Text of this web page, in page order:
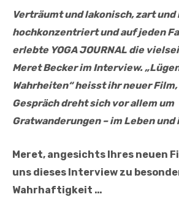
Verträumt und lakonisch, zart
hochkonzentriert und auf jeden
erlebte YOGA JOURNAL die
Meret Becker im Interview.
Wahrheiten“ heisst ihr neuer Film,
Gespräch dreht sich vor allem um
Gratwanderungen – im Leben und
Meret, angesichts Ihres neuen
uns dieses Interview zu
Wahrhaftigkeit …